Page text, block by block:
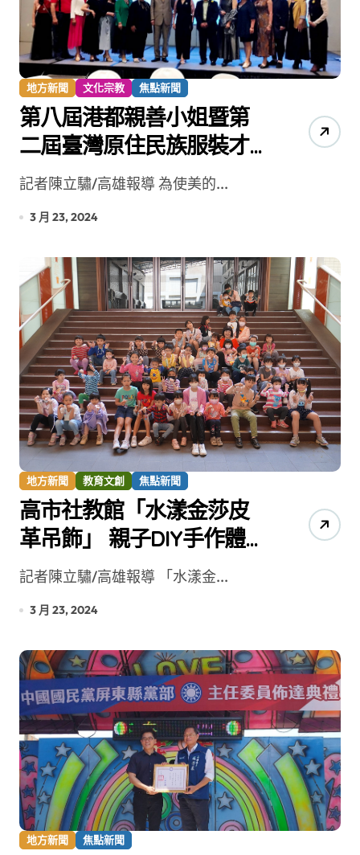
地方新聞 文化宗教 焦點新聞
第八屆港都親善小姐暨第
二屆臺灣原住民族服裝才
藝大賽 即日起接受報名
記者陳立驌/高雄報導 為使美的...
3 月 23, 2024
地方新聞 教育文創 焦點新聞
高市社教館「水漾金莎皮
革吊飾」 親子DIY手作體驗
樂無窮
記者陳立驌/高雄報導 「水漾金...
3 月 23, 2024
地方新聞 焦點新聞